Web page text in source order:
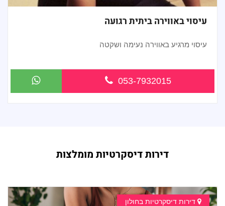
עיסוי באווירה ביתית רגועה
עיסוי מרגיע באווירה נעימה ושקטה
053-7932015
דירות דיסקרטיות מומלצות
דירות דיסקרטיות בחולון